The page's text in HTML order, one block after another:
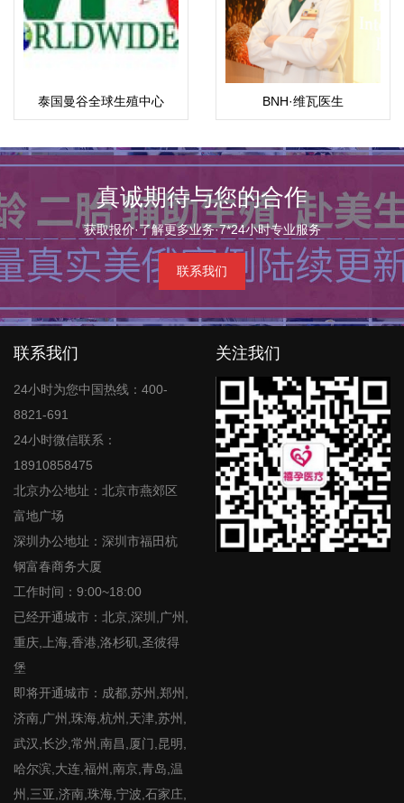
泰国曼谷全球生殖中心 BNH·维瓦医生
真诚期待与您的合作
获取报价·了解更多业务·7*24小时专业服务
联系我们
联系我们
24小时为您中国热线：400-
8821-691
24小时微信联系：
18910858475
北京办公地址：北京市燕郊区
富地广场
深圳办公地址：深圳市福田杭
钢富春商务大厦
工作时间：9:00~18:00
已经开通城市：北京,深圳,广州,
重庆,上海,香港,洛杉矶,圣彼得
堡
即将开通城市：成都,苏州,郑州,
济南,广州,珠海,杭州,天津,苏州,
武汉,长沙,常州,南昌,厦门,昆明,
哈尔滨,大连,福州,南京,青岛,温
州,三亚,济南,珠海,宁波,石家庄,
关注我们